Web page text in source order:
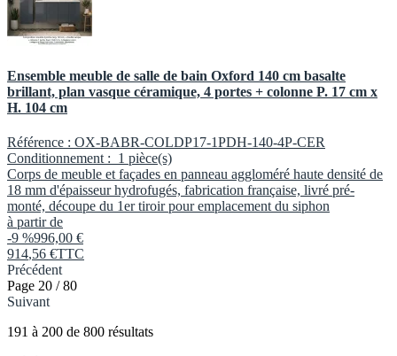
Ensemble meuble de salle de bain Oxford 140 cm basalte
brillant, plan vasque céramique, 4 portes + colonne P. 17 cm x
H. 104 cm
Référence : OX-BABR-COLDP17-1PDH-140-4P-CER
Conditionnement : 1 pièce(s)
Corps de meuble et façades en panneau aggloméré haute densité de
18 mm d'épaisseur hydrofugés, fabrication française, livré pré-
monté, découpe du 1er tiroir pour emplacement du siphon
à partir de
-9 %996,00 €
914,56 €TTC
Précédent
Page 20 / 80
Suivant
191 à 200 de 800 résultats